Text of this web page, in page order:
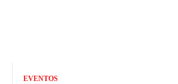
EVENTOS